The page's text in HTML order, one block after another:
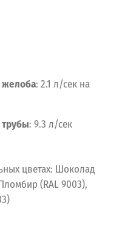
желоба: 2.1 л/сек на
трубы: 9.3 л/сек
цветах: Шоколад
(RAL 9003),